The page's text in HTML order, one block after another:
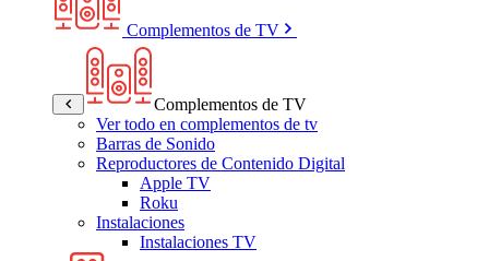
Complementos de TV
Complementos de TV
Ver todo en complementos de tv
Barras de Sonido
Reproductores de Contenido Digital
Apple TV
Roku
Instalaciones
Instalaciones TV